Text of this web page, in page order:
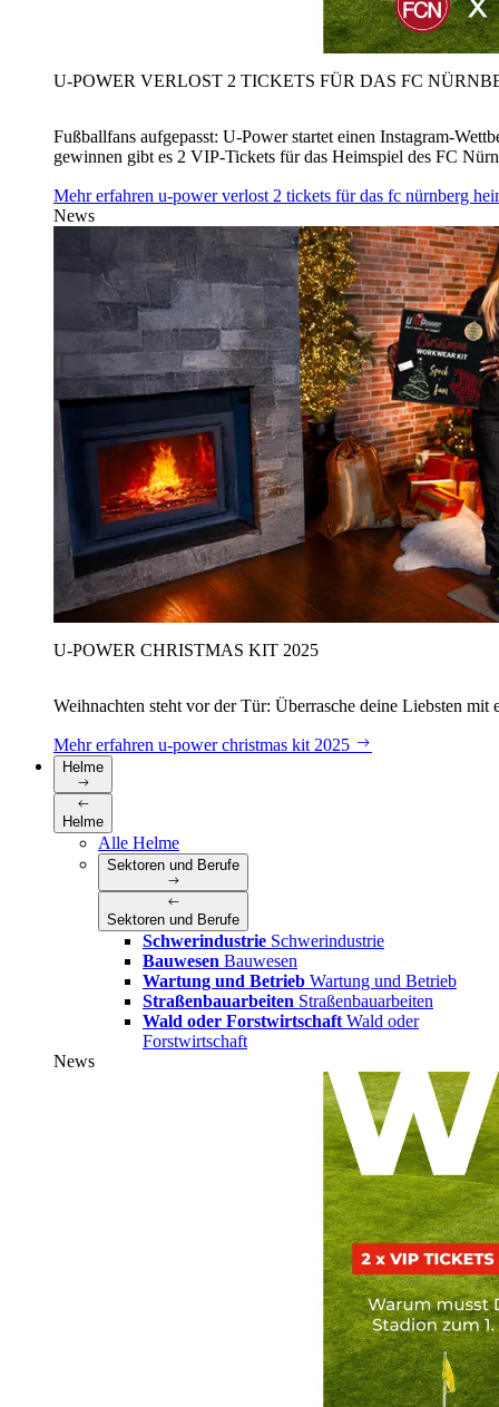
U‑POWER VERLOST 2 TICKETS FÜR DAS FC
Fußballfans aufgepasst: U‑Power startet einen Instagram-
gewinnen gibt es 2 VIP-Tickets für das Heimspiel des FC
Mehr erfahren u‑power verlost 2 tickets für das fc nürnberg
News
U‑POWER CHRISTMAS KIT 2025
Weihnachten steht vor der Tür: Überrasche deine Liebsten
Mehr erfahren u‑power christmas kit 2025
Helme
Helme
Alle Helme
Sektoren und Berufe
Sektoren und Berufe
Schwerindustrie Schwerindustrie
Bauwesen Bauwesen
Wartung und Betrieb Wartung und Betrieb
Straßenbauarbeiten Straßenbauarbeiten
Wald oder Forstwirtschaft Wald oder
Forstwirtschaft
News